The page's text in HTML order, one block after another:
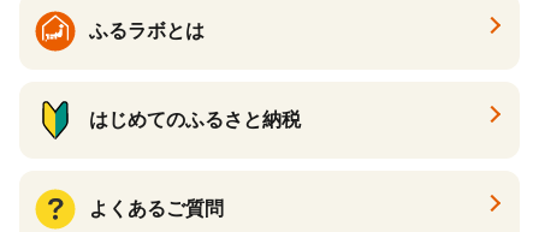
ふるラボとは
はじめてのふるさと納税
よくあるご質問